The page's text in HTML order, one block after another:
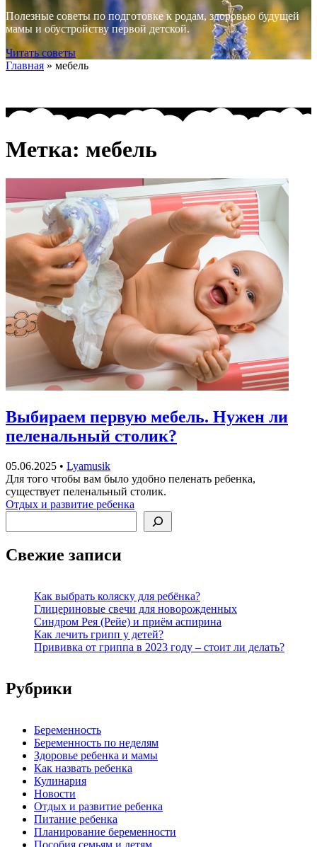
Полезные советы по подготовке к родам, здоровью будущей
мамы и обустройству первой детской.
Читать советы
Главная » мебель
Метка: мебель
Выбираем первую мебель. Нужен ли
пеленальный столик?
05.06.2025 • Lyamusik
Для того чтобы вам было удобно пеленать ребенка,
существует пеленальный столик.
Отдых и развитие ребенка
Свежие записи
Как выбрать коляску для ребёнка?
Глицериновые свечи для новорожденных
Синдром Рея (Рейе) и приём аспирина
Как лечить грипп у детей?
Прививка от гриппа в 2023 году – стоит ли делать?
Рубрики
Беременность
Беременность по неделям
Здоровье ребенка и мамы
Как назвать ребенка
Кулинария
Новости
Отдых и развитие ребенка
Питание ребенка
Планирование беременности